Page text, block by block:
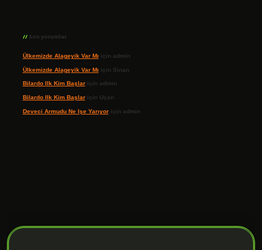
Son yorumlar
Ülkemizde Alageyik Var Mı için admin
Ülkemizde Alageyik Var Mı için Sinan
Bilardo Ilk Kim Başlariçin admin
Bilardo Ilk Kim Başlariçin Uçan
Deveci Armudu Ne Işe Yarıyoriçin admin